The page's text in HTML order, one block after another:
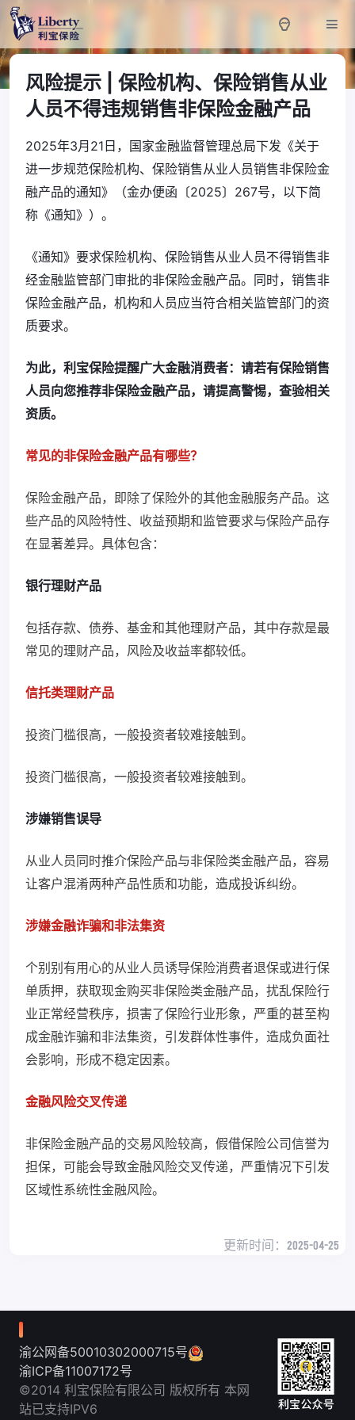
风险提示 | 保险机构、保险销售从业
人员不得违规销售非保险金融产品
2025年3月21日，国家金融监督管理总局下发《关于
进一步规范保险机构、保险销售从业人员销售非保险金
融产品的通知》（金办便函〔2025〕267号，以下简
称《通知》）。
《通知》要求保险机构、保险销售从业人员不得销售非
经金融监管部门审批的非保险金融产品。同时，销售非
保险金融产品，机构和人员应当符合相关监管部门的资
质要求。
为此，利宝保险提醒广大金融消费者：请若有保险销售
人员向您推荐非保险金融产品，请提高警惕，查验相关
资质。
常见的非保险金融产品有哪些？
保险金融产品，即除了保险外的其他金融服务产品。这
些产品的风险特性、收益预期和监管要求与保险产品存
在显著差异。具体包含：
银行理财产品
包括存款、债券、基金和其他理财产品，其中存款是最
常见的理财产品，风险及收益率都较低。
信托类理财产品
投资门槛很高，一般投资者较难接触到。
投资门槛很高，一般投资者较难接触到。
涉嫌销售误导
从业人员同时推介保险产品与非保险类金融产品，容易
让客户混淆两种产品性质和功能，造成投诉纠纷。
涉嫌金融诈骗和非法集资
个别别有用心的从业人员诱导保险消费者退保或进行保
单质押，获取现金购买非保险类金融产品，扰乱保险行
业正常经营秩序，损害了保险行业形象，严重的甚至构
成金融诈骗和非法集资，引发群体性事件，造成负面社
会影响，形成不稳定因素。
金融风险交叉传递
非保险金融产品的交易风险较高，假借保险公司信誉为
担保，可能会导致金融风险交叉传递，严重情况下引发
区域性系统性金融风险。
更新时间： 2025-04-25
渝公网备50010302000715号
渝ICP备11007172号
©2014 利宝保险有限公司 版权所有 本网
站已支持IPV6